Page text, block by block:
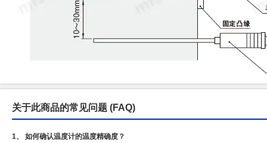
关于此商品的常见问题 (FAQ)
1、 如何确认温度计的温度精确度？